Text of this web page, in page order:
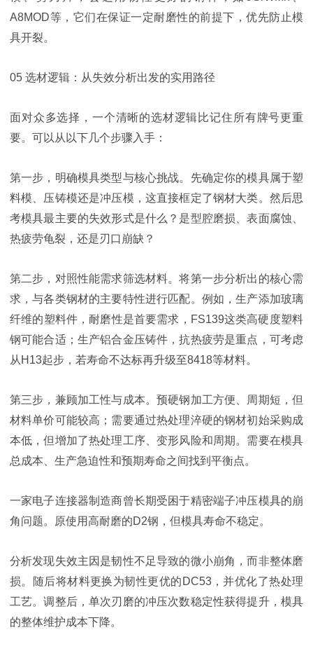
A8MOD等，它们在保证一定耐磨性的前提下，优先防止模
具开裂。
05 选材逻辑：从失效分析出发的实用路径
面对众多选择，一个清晰的选材逻辑比记住所有牌号更重
要。可以从以下几个步骤入手：
第一步，明确模具类型与核心挑战。先确定你的模具属于塑
料模、压铸模还是冲压模，这直接框定了钢材大类。然后思
考模具最主要的失效形式是什么？是型腔磨损、表面腐蚀、
热疲劳龟裂，还是刃口崩缺？
第二步，对照性能需求筛选材料。将第一步分析出的核心需
求，与各类钢材的主要特性进行匹配。例如，生产添加玻璃
纤维的塑料件，耐磨性是首要需求，FS139这类高硬度塑料
钢可能合适；生产铝合金压铸件，抗热疲劳是重点，可考虑
从H13起步，若寿命不达标再升级至8418等材料。
第三步，兼顾加工性与成本。预硬钢加工方便、周期短，但
材料单价可能较高；需要通过热处理淬硬的钢材初始采购成
本低，但增加了热处理工序、变形风险和周期。需要在模具
总成本、生产急迫性和预期寿命之间找到平衡点。
一家电子连接器制造商曾长期受困于精密端子冲压模具的崩
角问题。原使用高耐磨的D2钢，但模具寿命不稳定。
分析发现失效主因是韧性不足导致的微小崩角，而非整体磨
损。随后将材料更换为韧性更优的DC53，并优化了热处理
工艺。调整后，单次刃磨的冲压次数稳定性获得提升，模具
的整体维护成本下降。